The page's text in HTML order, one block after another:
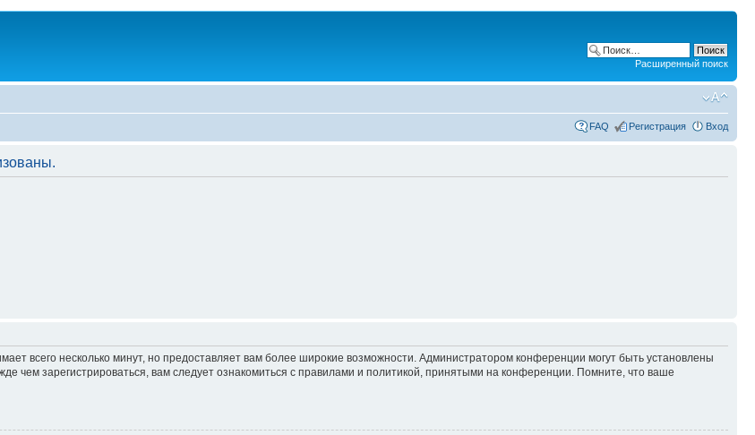
Расширенный поиск
FAQ Регистрация Вход
всего несколько минут, но предоставляет вам более широкие возможности. Администратором конференции могут быть установлены
чем зарегистрироваться, вам следует ознакомиться с правилами и политикой, принятыми на конференции. Помните, что ваше